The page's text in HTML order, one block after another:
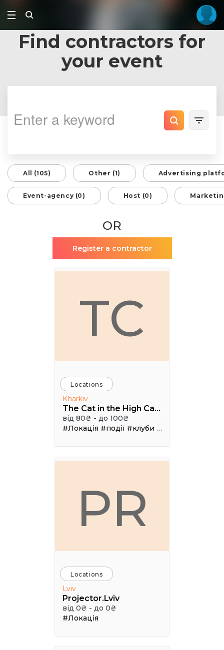
Find contractors for
your event
All (105) Other (1) Advertising
Event-agency (0) Host (0)
OR
Register a contractor
TC
Locations
Kharkiv
The Cat in the High Castle
від 80₴ - до 100₴
#Локація #події #клуби #Зал
PR
Locations
Lviv
Projector.Lviv
від 0₴ - до 0₴
#Локація